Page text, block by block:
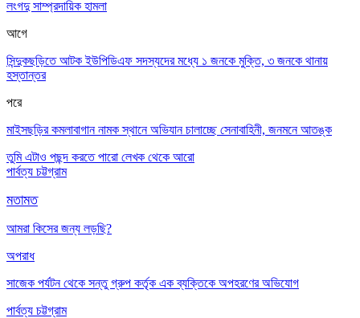
লংগদু সাম্প্রদায়িক হামলা
আগে
সিন্দুকছড়িতে আটক ইউপিডিএফ সদস্যদের মধ্যে ১ জনকে মুক্তি, ৩ জনকে থানায়
হস্তান্তর
পরে
মাইসছড়ির কমলাবাগান নামক স্থানে অভিযান চালাচ্ছে সেনাবাহিনী, জনমনে আতঙ্ক
তুমি এটাও পছন্দ করতে পারো লেখক থেকে আরো
পার্বত্য চট্টগ্রাম
মতামত
আমরা কিসের জন্য লড়ছি?
অপরাধ
সাজেক পর্যটন থেকে সন্তু গ্রুপ কর্তৃক এক ব্যক্তিকে অপহরণের অভিযোগ
পার্বত্য চট্টগ্রাম